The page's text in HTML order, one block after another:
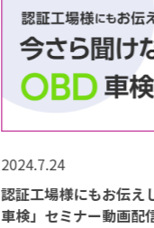
2024.7.24
認証工場様にもお伝え
車検」セミナー動画配